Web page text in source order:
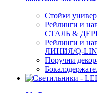
Стойки
Рейлинги и
СТАЛЬ &
Рейлинги и
ЛИНИЯ/Q-
Поручни